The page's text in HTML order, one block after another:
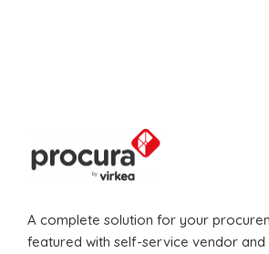
A complete solution for your
featured with self-service vendor